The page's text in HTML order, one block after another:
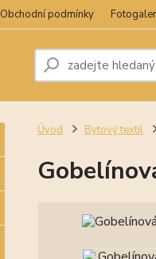
Obchodní podmínky
Úvod Bytový textil